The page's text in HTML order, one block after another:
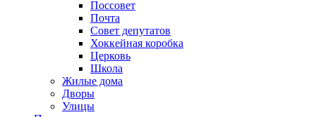
Поссовет
Почта
Совет депутатов
Хоккейная коробка
Церковь
Школа
Жилые дома
Дворы
Улицы